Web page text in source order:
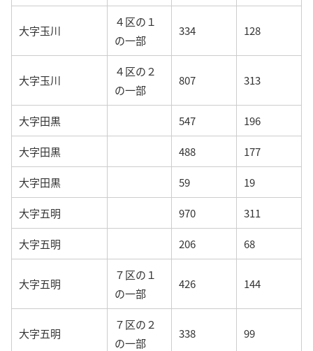
大字玉川
４区の１
の一部
334 128
大字玉川
４区の２
の一部
807 313
大字田黒 547 196
大字田黒 488 177
大字田黒 59 19
大字五明 970 311
大字五明 206 68
大字五明
７区の１
の一部
426 144
大字五明
７区の２
の一部
338 99